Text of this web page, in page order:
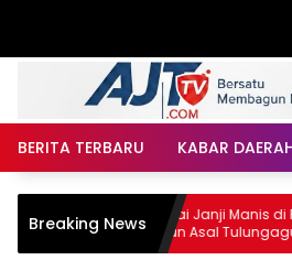
BERITA TERBARU KABAR
Breaking NewsTerbuai Janji Manis di
Migran Asal Tulungagung
Juta